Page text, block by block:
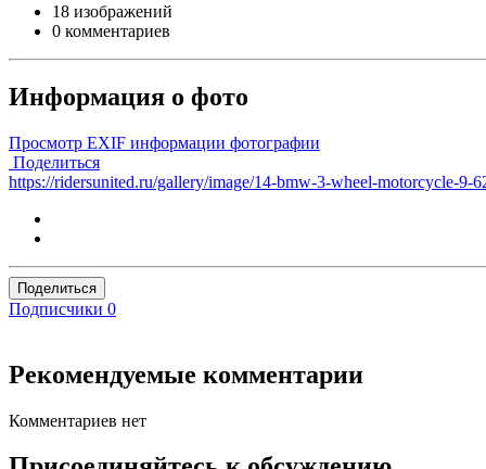
18 изображений
0 комментариев
Информация о фото
Просмотр EXIF информации фотографии
Поделиться
https://ridersunited.ru/gallery/image/14-bmw-3-wheel-motorcycle-9-
Поделиться
Подписчики 0
Рекомендуемые комментарии
Комментариев нет